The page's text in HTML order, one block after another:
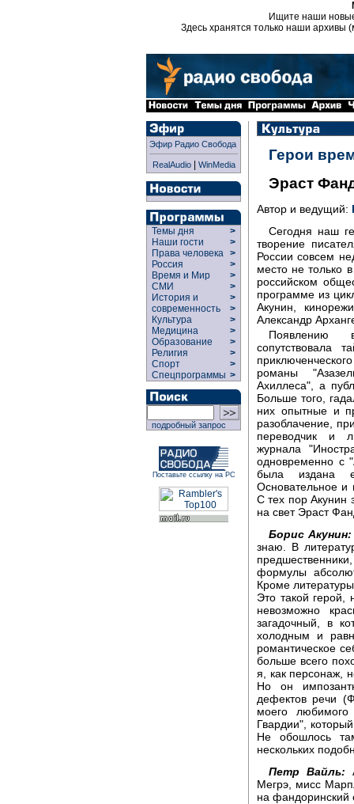
Ищите наши
Здесь хранятся только наши архивы
Эфир Радио Свобода
RealAudio| WinMedia
Темы дня
>
Наши гости
>
Права человека >
Россия
>
Время и Мир
>
СМИ
>
История и
современность
>
>
Культура
>
Медицина
>
Образование
>
Религия
>
Спорт
>
Спецпрограммы >
подробный запрос
Поставьте ссылку на РС
Герои
Эраст
Автор и ведущий:
Сегодня наш
творение
России совсем
место не только
российском
программе из
Акунин,
Александр
Появлению
сопутствовала
романы
Ахиллеса", а
Больше того,
них опытные и
разоблачение,
переводчик и
журнала
одновременно с
была издана
Основательное и
С тех пор Акунин
на свет Эраст
Борис Акунин:
знаю. В
формулы
Кроме
Это такой герой,
невозможно
загадочный, в
холодным и
романтическое
больше всего
я, как персонаж,
Но он
дефектов речи
моего
Гвардии",
Не обошлось
нескольких
Петр Вайль:
Мегрэ, мисс
на фандоринский